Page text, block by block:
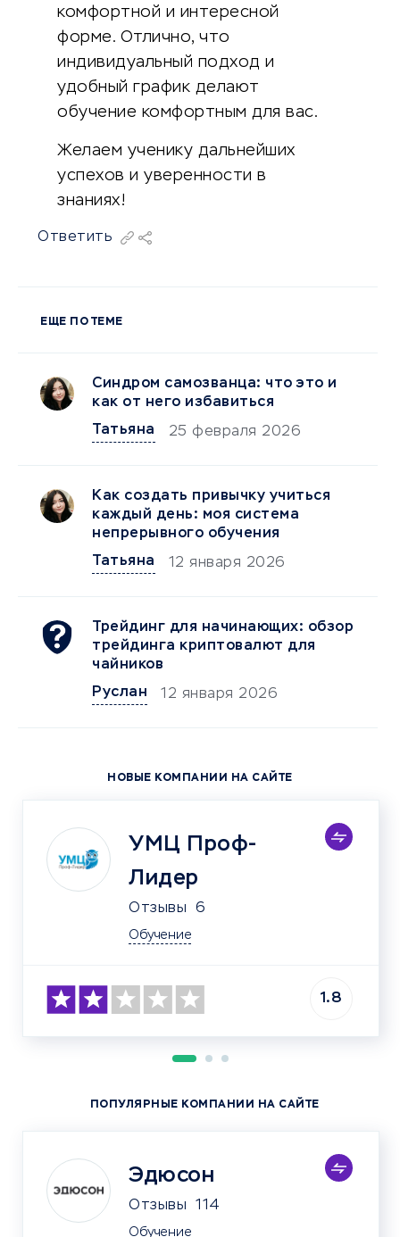
комфортной и интересной
форме. Отлично, что
индивидуальный подход и
удобный график делают
обучение комфортным для вас.
Желаем ученику дальнейших
успехов и уверенности в
знаниях!
Ответить
ЕЩЕ ПО ТЕМЕ
Синдром самозванца: что это и
как от него избавиться
Татьяна
25 февраля 2026
Как создать привычку учиться
каждый день: моя система
непрерывного обучения
Татьяна
12 января 2026
Трейдинг для начинающих: обзор
трейдинга криптовалют для
чайников
Руслан
12 января 2026
НОВЫЕ КОМПАНИИ НА САЙТЕ
УМЦ Проф-
Лидер
Отзывы 6
Обучение
1.8
ПОПУЛЯРНЫЕ КОМПАНИИ НА САЙТЕ
Эдюсон
Отзывы 114
Обучение